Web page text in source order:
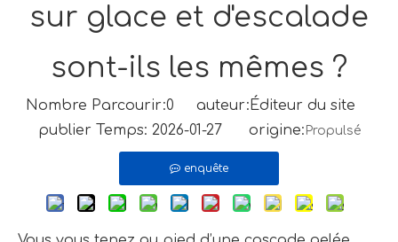
sur glace et d'escalade
sont-ils les mêmes ?
Nombre Parcourir:0 auteur:Éditeur du site
publier Temps: 2026-01-27 origine: Propulsé
enquête